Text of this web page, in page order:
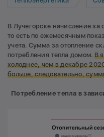
В Лучегорске начисление за
то есть по ежемесячным
учета. Сумма за отопление
потребления тепла домом. В
холоднее, чем в декабре
больше, следовательно,
Потребление тепла в